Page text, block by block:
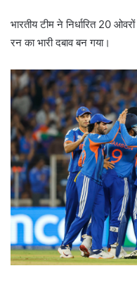
भारतीय टीम ने निर्धारित 20
रन का भारी दबाव बन गया।